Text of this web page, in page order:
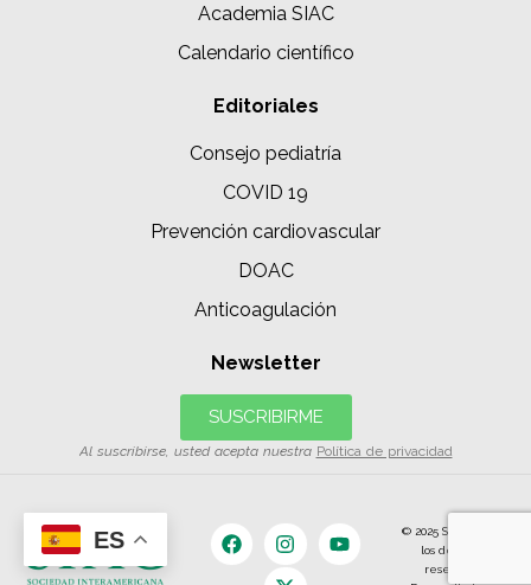
Academia SIAC
Calendario científico
Editoriales
Consejo pediatría
COVID 19
Prevención cardiovascular
DOAC
Anticoagulación
Newsletter
SUSCRIBIRME
Al suscribirse, usted acepta nuestra Política de privacidad
© 2025 SIAC | Todos
los derechos
reservados.
ES